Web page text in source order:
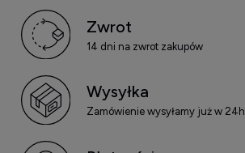
Zwrot
14 dni na zwrot zakupów
Wysyłka
Zamówienie wysyłamy już w 24h